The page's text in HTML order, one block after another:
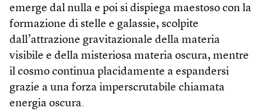
emerge dal nulla e poi si dispiega maestoso con la
formazione di stelle e galassie, scolpite
dall’attrazione gravitazionale della materia
visibile e della misteriosa materia oscura, mentre
il cosmo continua placidamente a espandersi
grazie a una forza imperscrutabile chiamata
energia oscura.